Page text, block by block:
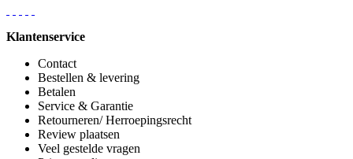
Klantenservice
Contact
Bestellen & levering
Betalen
Service & Garantie
Retourneren/ Herroepingsrecht
Review plaatsen
Veel gestelde vragen